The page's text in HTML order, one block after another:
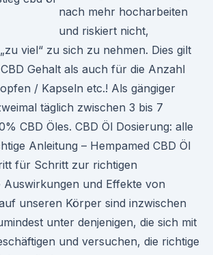
nach mehr hocharbeiten
und riskiert nicht,
viel“ zu sich zu nehmen. Dies gilt
Gehalt als auch für die Anzahl
/ Kapseln etc.! Als gängiger
täglich zwischen 3 bis 7
CBD Öles. CBD Öl Dosierung: alle
Anleitung – Hempamed CBD Öl
für Schritt zur richtigen
Auswirkungen und Effekte von
unseren Körper sind inzwischen
unter denjenigen, die sich mit
und versuchen, die richtige